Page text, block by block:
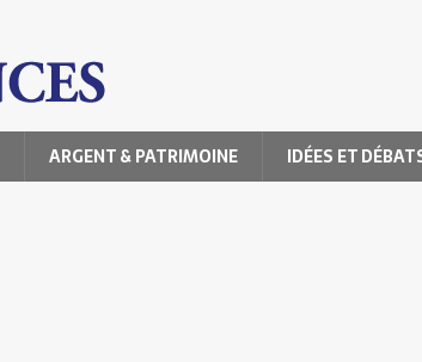
ARGENT & PATRIMOINE IDÉES ET